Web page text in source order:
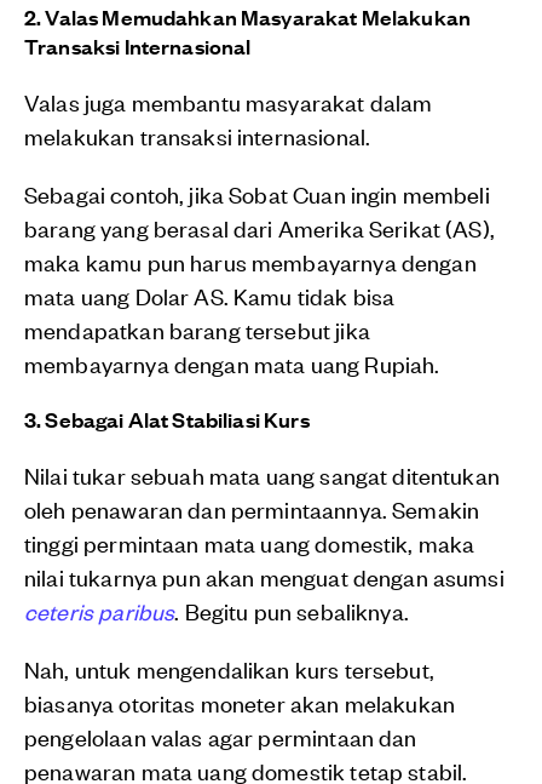
2. Valas Memudahkan Masyarakat Melakukan
Transaksi Internasional
Valas juga membantu masyarakat dalam
melakukan transaksi internasional.
Sebagai contoh, jika Sobat Cuan ingin membeli
barang yang berasal dari Amerika Serikat (AS),
maka kamu pun harus membayarnya dengan
mata uang Dolar AS. Kamu tidak bisa
mendapatkan barang tersebut jika
membayarnya dengan mata uang Rupiah.
3. Sebagai Alat Stabiliasi Kurs
Nilai tukar sebuah mata uang sangat ditentukan
oleh penawaran dan permintaannya. Semakin
tinggi permintaan mata uang domestik, maka
nilai tukarnya pun akan menguat dengan asumsi
ceteris paribus. Begitu pun sebaliknya.
Nah, untuk mengendalikan kurs tersebut,
biasanya otoritas moneter akan melakukan
pengelolaan valas agar permintaan dan
penawaran mata uang domestik tetap stabil.